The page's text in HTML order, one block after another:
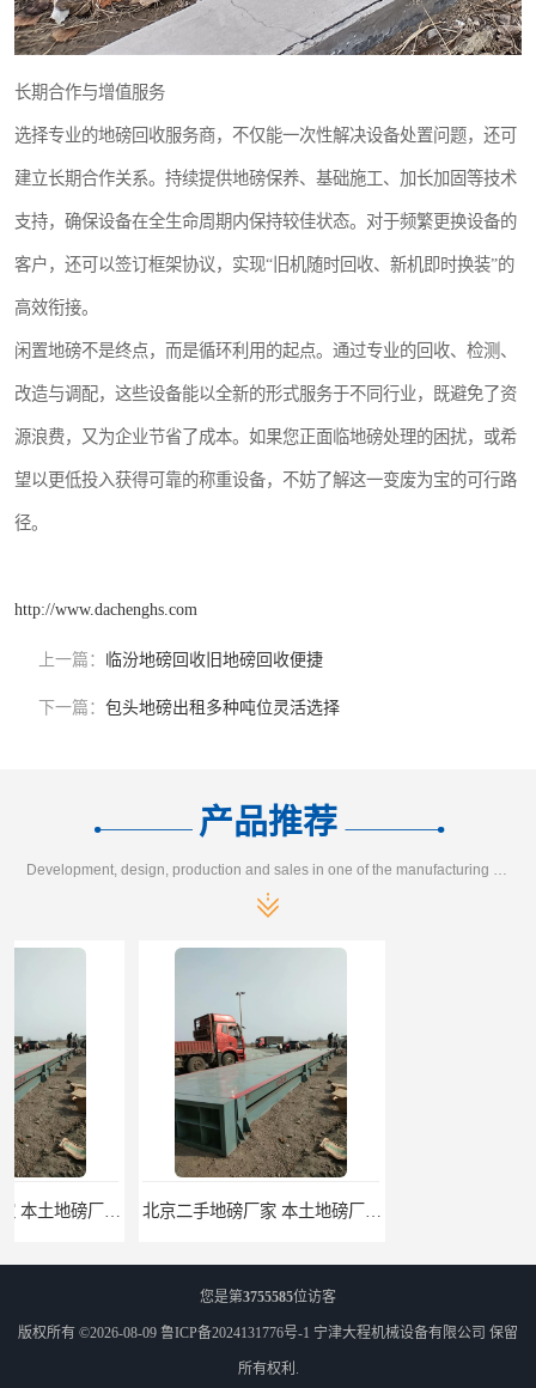
长期合作与增值服务
选择专业的地磅回收服务商，不仅能一次性解决设备处置问题，还可
建立长期合作关系。持续提供地磅保养、基础施工、加长加固等技术
支持，确保设备在全生命周期内保持较佳状态。对于频繁更换设备的
客户，还可以签订框架协议，实现“旧机随时回收、新机即时换装”的
高效衔接。
闲置地磅不是终点，而是循环利用的起点。通过专业的回收、检测、
改造与调配，这些设备能以全新的形式服务于不同行业，既避免了资
源浪费，又为企业节省了成本。如果您正面临地磅处理的困扰，或希
望以更低投入获得可靠的称重设备，不妨了解这一变废为宝的可行路
径。
http://www.dachenghs.com
上一篇： 临汾地磅回收旧地磅回收便捷
下一篇： 包头地磅出租多种吨位灵活选择
产品推荐
Development, design, production and sales in one of the manufacturing enterprises
北京二手地磅厂家 本土地磅厂100秒报价
您是第3755585位访客
版权所有 ©2026-08-09 鲁ICP备2024131776号-1 宁津大程机械设备有限公司 保留
所有权利.